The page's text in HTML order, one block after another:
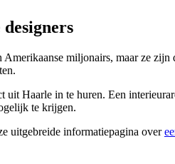
miljonairs, maar ze
uit Haarle in te huren. Een
te krijgen.
uitgebreide informatiepagina over